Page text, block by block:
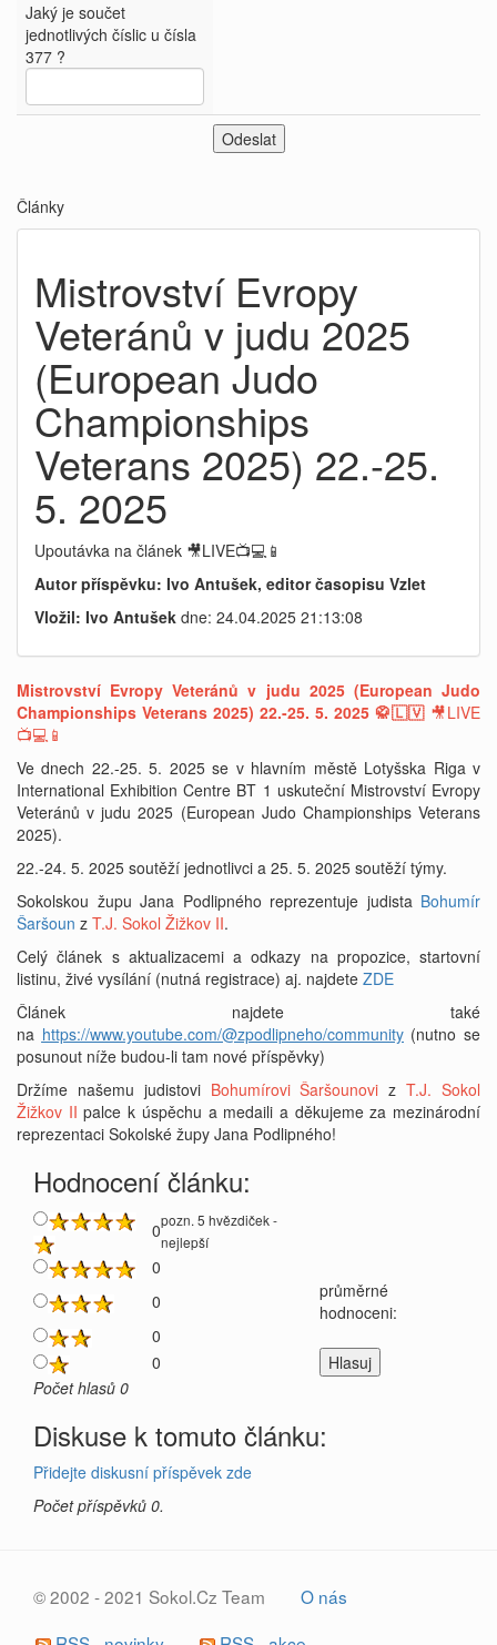
Jaký je součet
jednotlivých číslic u čísla
377 ?
Články
Mistrovství Evropy
Veteránů v judu 2025
(European Judo
Championships
Veterans 2025) 22.-25.
5. 2025
Upoutávka na článek 🎥LIVE📺💻📱
Autor příspěvku: Ivo Antušek, editor časopisu Vzlet
Vložil: Ivo Antušek dne: 24.04.2025 21:13:08
Mistrovství Evropy Veteránů v judu 2025 (European Judo
Championships Veterans 2025) 22.-25. 5. 2025 🥋🇱🇻 🎥LIVE
📺💻📱
Ve dnech 22.-25. 5. 2025 se v hlavním městě Lotyšska Riga v
International Exhibition Centre BT 1 uskuteční Mistrovství Evropy
Veteránů v judu 2025 (European Judo Championships Veterans
2025).
22.-24. 5. 2025 soutěží jednotlivci a 25. 5. 2025 soutěží týmy.
Sokolskou župu Jana Podlipného reprezentuje judista Bohumír
Šaršoun z T.J. Sokol Žižkov II.
Celý článek s aktualizacemi a odkazy na propozice, startovní
listinu, živé vysílání (nutná registrace) aj. najdete ZDE
Článek najdete také
na https://www.youtube.com/@zpodlipneho/community(nutno se
posunout níže budou-li tam nové příspěvky)
Držíme našemu judistovi Bohumírovi Šaršounoviz T.J. Sokol
Žižkov IIpalce k úspěchu a medaili a děkujeme za mezinárodní
reprezentaci Sokolské župy Jana Podlipného!
Hodnocení článku:
0pozn. 5 hvězdiček -
nejlepší
0
0
průměrné
hodnoceni:
0
0
Počet hlasů 0
Diskuse k tomuto článku:
Přidejte diskusní příspěvek zde
Počet příspěvků 0.
© 2002 - 2021 Sokol.Cz Team
O nás